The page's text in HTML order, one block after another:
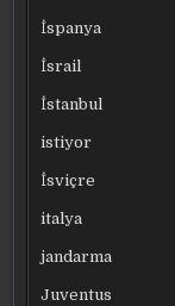
İspanya
İsrail
İstanbul
istiyor
İsviçre
italya
jandarma
Juventus